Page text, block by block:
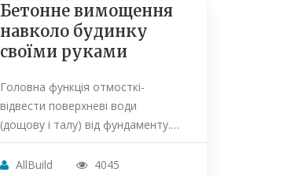
Бетонне вимощення
навколо будинку
своїми руками
Головна функція отмосткі-
відвести поверхневі води
(дощову і талу) від фундаменту.…
AllBuild 4045